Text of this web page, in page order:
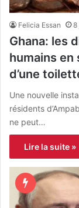
Felicia Essan 8
Ghana: les
humains en
d’une
Une nouvelle
résidents
ne peut…
Lire la suite »